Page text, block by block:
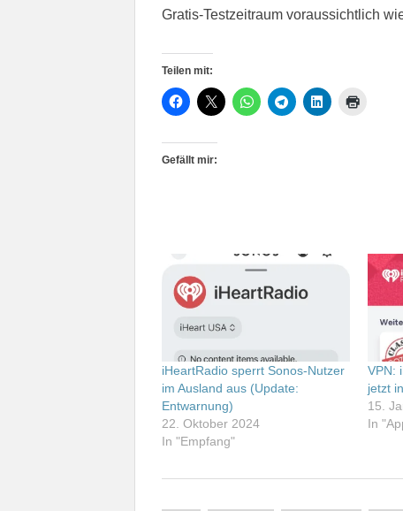
Gratis-Testzeitraum voraussichtlich
Teilen mit:
Gefällt mir:
iHeartRadio sperrt Sonos-Nutzer
im Ausland aus (Update:
Entwarnung)
22. Oktober 2024
In "Empfang"
VPN:
jetzt
15.
In